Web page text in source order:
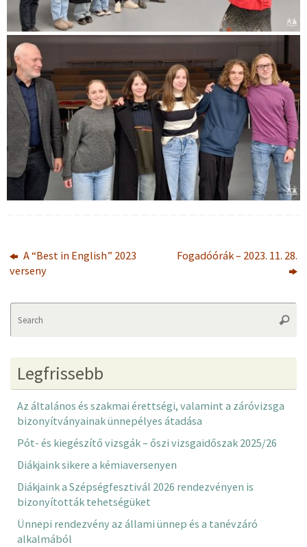
A “Best in English” 2023
verseny
Fogadóórák – 2023. 11. 28.
Legfrissebb
Az általános és szakmai érettségi, valamint a záróvizsga
bizonyítványainak ünnepélyes átadása
Pót- és kiegészítő vizsgák – őszi vizsgaidőszak 2025/26
Diákjaink sikere a kémiaversenyen
Diákjaink a Szépségfesztivál 2026 rendezvényen is
bizonyították tehetségüket
Ünnepi rendezvény az állami ünnep és a tanévzáró
alkalmából